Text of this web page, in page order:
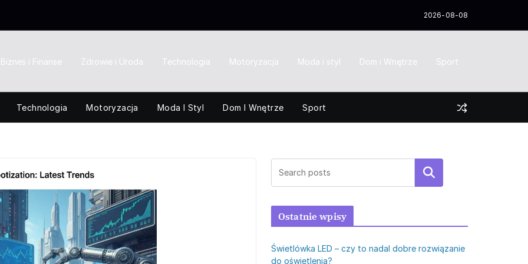
2026-08-08
Biznes i Finanse Zdrowie i Uroda Technologia Motoryzacja Moda i styl Dom i Wnętrze Sport
Technologia Motoryzacja Moda I Styl Dom I Wnętrze Sport
Szukaj
Ostatnie wpisy
Świetlówka LED – czy to nadal dobre rozwiązanie
do oświetlenia?